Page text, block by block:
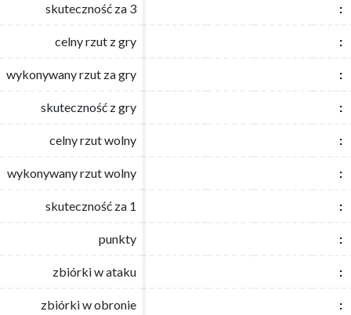
skuteczność za 3 :
celny rzut z gry :
wykonywany rzut za gry :
skuteczność z gry :
celny rzut wolny :
wykonywany rzut wolny :
skuteczność za 1 :
punkty :
zbiórki w ataku :
zbiórki w obronie :
skuteczność za 3 :
celny rzut z gry :
wykonywany rzut za gry :
skuteczność z gry :
celny rzut wolny :
wykonywany rzut wolny :
skuteczność za 1 :
punkty :
zbiórki w ataku :
zbiórki w obronie :